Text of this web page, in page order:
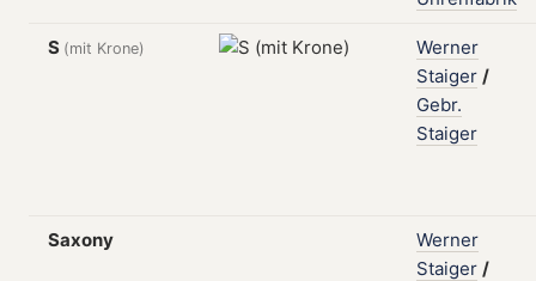
S (mit Krone)
Werner
Staiger /
Gebr.
Staiger
Saxony
Werner
Staiger /